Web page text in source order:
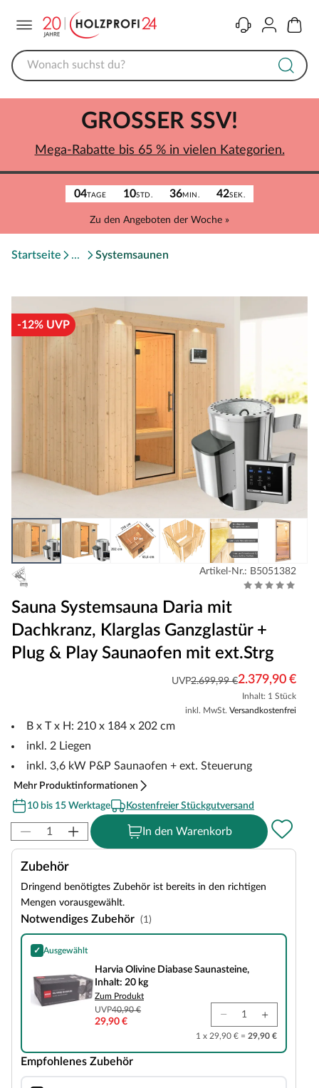
KontaktKonto
04TAGE 10STD. 36MIN. 42SEK.
Zu den Angeboten der Woche »
GROSSER SSV!
Mega-Rabatte bis 65 % in vielen Kategorien.
Startseite Systemsaunen
-12% UVP
Artikel-Nr.: B5051382
Sauna Systemsauna Daria mit
Dachkranz, Klarglas Ganzglastür +
Plug & Play Saunaofen mit ext.Strg
UVP2.699,99 €2.379,90 €
Inhalt: 1 Stück
inkl. MwSt. Versandkostenfrei
B x T x H: 210 x 184 x 202 cm
inkl. 2 Liegen
inkl. 3,6 kW P&P Saunaofen + ext. Steuerung
Mehr Produktinformationen
10 bis 15 Werktage
Kostenfreier Stückgutversand
In den Warenkorb
Zubehör
Dringend benötigtes Zubehör ist bereits in den richtigen
Mengen vorausgewählt.
Notwendiges Zubehör (1)
✓ Ausgewählt
Harvia Olivine Diabase Saunasteine, Inhalt: 20 kg
Harvia Olivine Diabase Saunasteine,
Inhalt: 20 kg
Zum Produkt
UVP40,90 €
29,90 €
1 x 29,90 € = 29,90 €
Empfohlenes Zubehör